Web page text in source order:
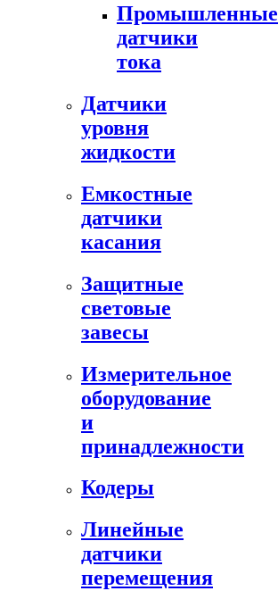
Промышленные
датчики
тока
Датчики
уровня
жидкости
Емкостные
датчики
касания
Защитные
световые
завесы
Измерительное
оборудование
и
принадлежности
Кодеры
Линейные
датчики
перемещения